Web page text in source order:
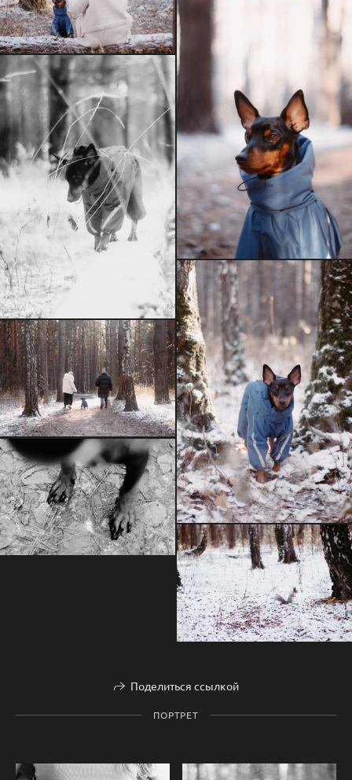
Поделиться ссылкой
ПОРТРЕТ